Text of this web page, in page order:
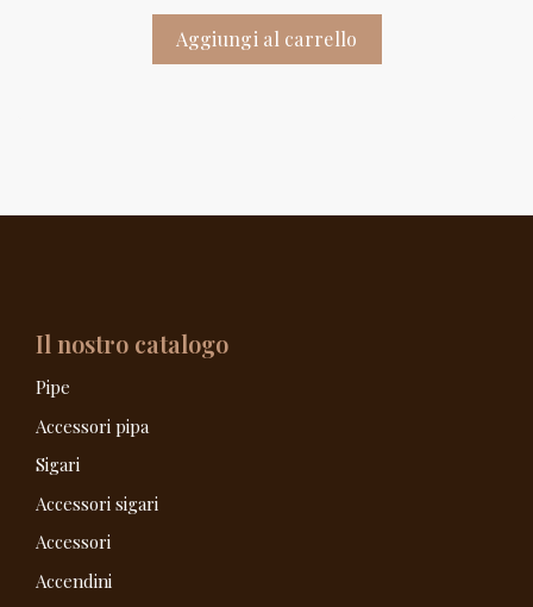
Aggiungi al carrello
Il nostro catalogo
Pipe
Accessori pipa
Sigari
Accessori sigari
Accessori
Accendini